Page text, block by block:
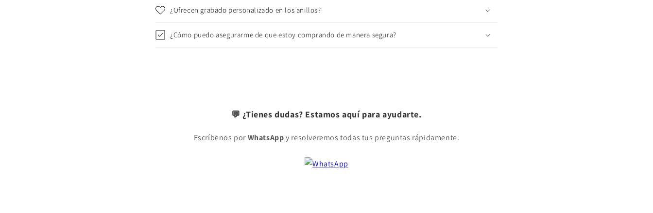
¿Ofrecen grabado personalizado en los anillos?
¿Cómo puedo asegurarme de que estoy comprando de manera segura?
💬 ¿Tienes dudas? Estamos aquí para ayudarte.
Escríbenos porWhatsAppy resolveremos todas tus preguntas rápidamente.